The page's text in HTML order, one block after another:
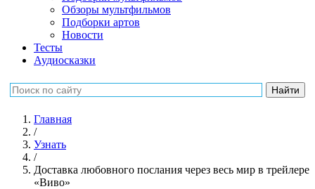
Обзоры мультфильмов
Подборки артов
Новости
Тесты
Аудиосказки
Главная
/
Узнать
/
Доставка любовного послания через весь мир в трейлере
«Виво»